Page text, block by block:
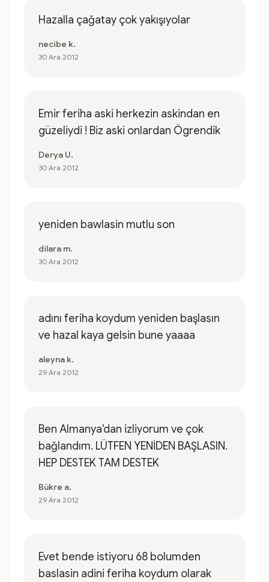
Hazalla çağatay çok yakışıyolar
necibe k.
30 Ara 2012
Emir feriha aski herkezin askindan en
güzeliydi ! Biz aski onlardan Ögrendik
Derya U.
30 Ara 2012
yeniden bawlasin mutlu son
dilara m.
30 Ara 2012
adını feriha koydum yeniden başlasın
ve hazal kaya gelsin bune yaaaa
aleyna k.
29 Ara 2012
Ben Almanya'dan izliyorum ve çok
bağlandım. LÜTFEN YENİDEN BAŞLASIN.
HEP DESTEK TAM DESTEK
Bükre a.
29 Ara 2012
Evet bende istiyoru 68 bolumden
baslasin adini feriha koydum olarak